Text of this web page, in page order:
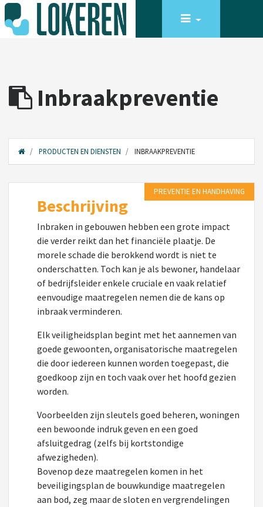
Inbraakpreventie
PRODUCTEN EN DIENSTEN INBRAAKPREVENTIE
PREVENTIE EN HANDHAVING
Beschrijving
Inbraken in gebouwen hebben een grote impact
die verder reikt dan het financiële plaatje. De
morele schade die berokkend wordt is niet te
onderschatten. Toch kan je als bewoner, handelaar
of bedrijfsleider enkele cruciale en vaak relatief
eenvoudige maatregelen nemen die de kans op
inbraak verminderen.
Elk veiligheidsplan begint met het aannemen van
goede gewoonten, organisatorische maatregelen
die door iedereen kunnen worden toegepast, die
goedkoop zijn en toch vaak over het hoofd gezien
worden.
Voorbeelden zijn sleutels goed beheren, woningen
een bewoonde indruk geven en een goed
afsluitgedrag (zelfs bij kortstondige
afwezigheden).
Bovenop deze maatregelen komen in het
beveiligingsplan de bouwkundige maatregelen
aan bod, zeg maar de sloten en vergrendelingen